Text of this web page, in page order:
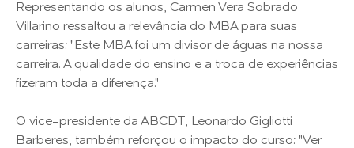
Representando os alunos, Carmen Vera Sobrado
Villarino ressaltou a relevância do MBA para suas
carreiras: "Este MBA foi um divisor de águas na nossa
carreira. A qualidade do ensino e a troca de experiências
fizeram toda a diferença."
O vice-presidente da ABCDT, Leonardo Gigliotti
Barberes, também reforçou o impacto do curso: "Ver